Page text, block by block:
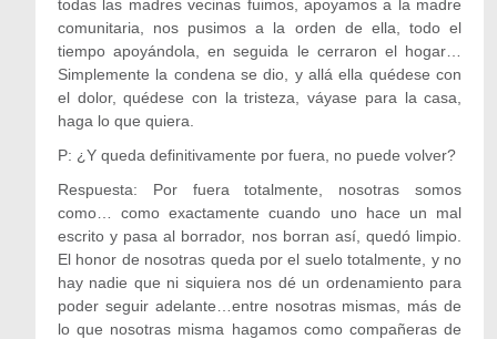
todas las madres vecinas fuimos, apoyamos a la madre
comunitaria, nos pusimos a la orden de ella, todo el
tiempo apoyándola, en seguida le cerraron el hogar…
Simplemente la condena se dio, y allá ella quédese con
el dolor, quédese con la tristeza, váyase para la casa,
haga lo que quiera.
P: ¿Y queda definitivamente por fuera, no puede volver?
Respuesta: Por fuera totalmente, nosotras somos
como… como exactamente cuando uno hace un mal
escrito y pasa al borrador, nos borran así, quedó limpio.
El honor de nosotras queda por el suelo totalmente, y no
hay nadie que ni siquiera nos dé un ordenamiento para
poder seguir adelante…entre nosotras mismas, más de
lo que nosotras misma hagamos como compañeras de